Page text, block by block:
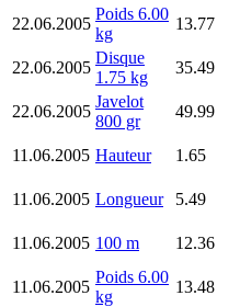
22.06.2005
Poids 6.00
kg
13.77
22.06.2005
Disque
1.75 kg
35.49
22.06.2005
Javelot
800 gr
49.99
11.06.2005 Hauteur 1.65
11.06.2005 Longueur 5.49
11.06.2005 100 m 12.36
11.06.2005
Poids 6.00
kg
13.48